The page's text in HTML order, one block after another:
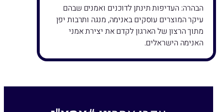
הבהרה: העדיפות תינתן לדוכנים ואמנים שבהם
עיקר המוצרים עוסקים באנימה, מנגה ותרבות יפן
מתוך הרצון של הארגון לקדם את יצירת אמני
האנימה הישראלים.